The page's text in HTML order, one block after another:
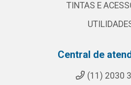
TINTAS E
Central de
(11) 2030